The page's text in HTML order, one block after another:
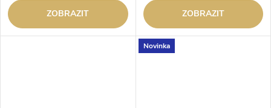
ZOBRAZIT ZOBRAZIT
Novinka